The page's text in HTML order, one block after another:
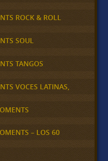
ROCK & ROLL
SOUL
TANGOS
VOCES LATINAS,
– LOS 60